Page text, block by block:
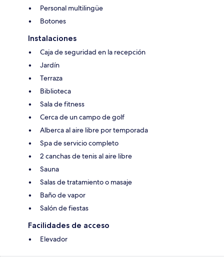
Personal multilingüe
Botones
Instalaciones
Caja de seguridad en la recepción
Jardín
Terraza
Biblioteca
Sala de fitness
Cerca de un campo de golf
Alberca al aire libre por temporada
Spa de servicio completo
2 canchas de tenis al aire libre
Sauna
Salas de tratamiento o masaje
Baño de vapor
Salón de fiestas
Facilidades de acceso
Elevador